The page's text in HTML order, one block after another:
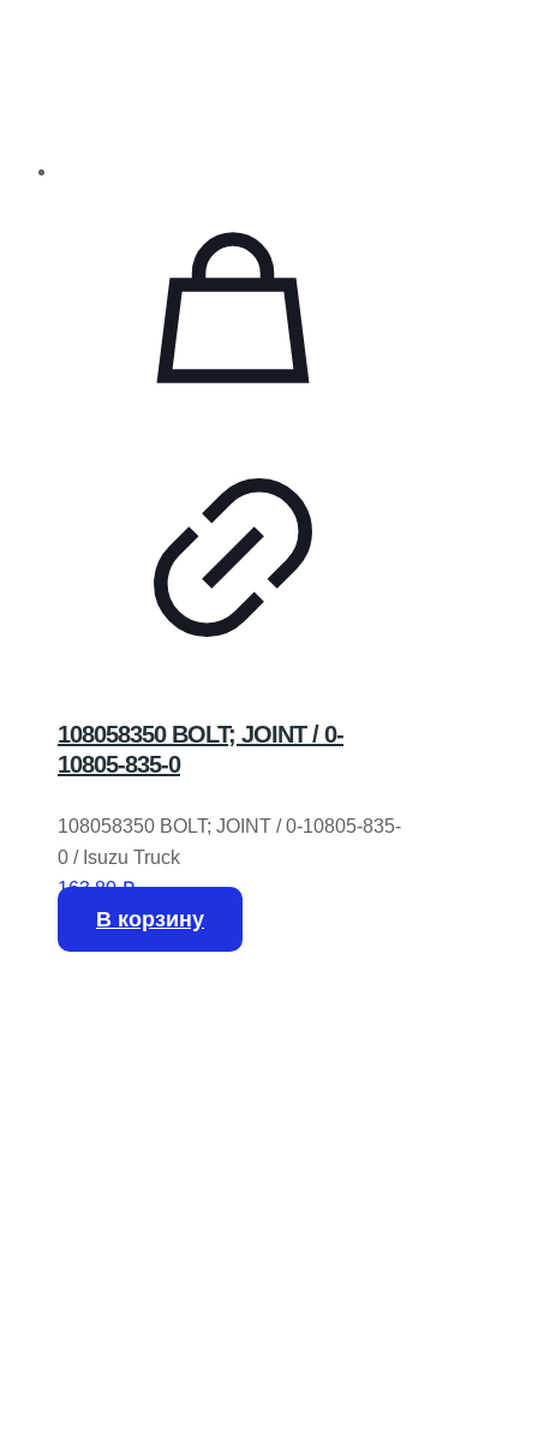
108058350 BOLT; JOINT / 0-
10805-835-0
108058350 BOLT; JOINT / 0-10805-835-
0 / Isuzu Truck
163,80₽
В корзину